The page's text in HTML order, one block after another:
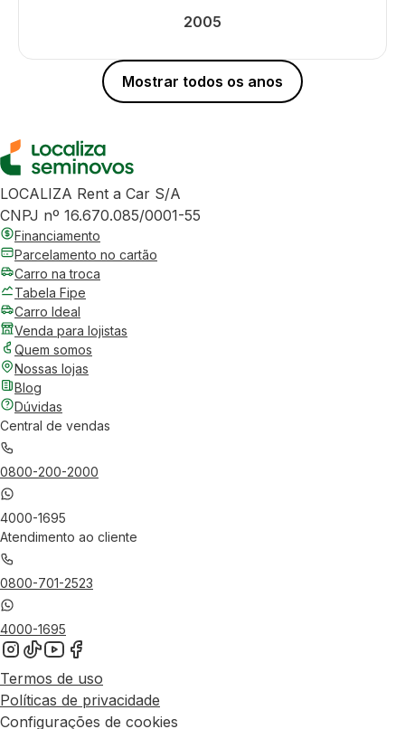
2005
Mostrar todos os anos
LOCALIZA Rent a Car S/A
CNPJ nº 16.670.085/0001-55
Financiamento
Parcelamento no cartão
Carro na troca
Tabela Fipe
Carro Ideal
Venda para lojistas
Quem somos
Nossas lojas
Blog
Dúvidas
Central de vendas
0800-200-2000
4000-1695
Atendimento ao cliente
0800-701-2523
4000-1695
Termos de uso
Políticas de privacidade
Configurações de cookies